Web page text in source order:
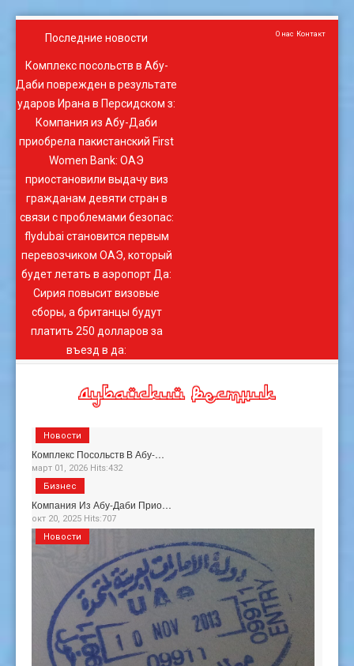
Последние новости
Комплекс посольств в Абу-
Даби поврежден в результате
ударов Ирана в Персидском з:
Компания из Абу-Даби
приобрела пакистанский First
Women Bank: ОАЭ
приостановили выдачу виз
гражданам девяти стран в
связи с проблемами безопас:
flydubai становится первым
перевозчиком ОАЭ, который
будет летать в аэропорт Да:
Сирия повысит визовые
сборы, а британцы будут
платить 250 долларов за
въезд в да:
О нас Контакт
Комплекс Посольств В Абу-…
март 01, 2026 Hits:432
Новости
Компания Из Абу-Даби Прио…
окт 20, 2025 Hits:707
Бизнес
Новости